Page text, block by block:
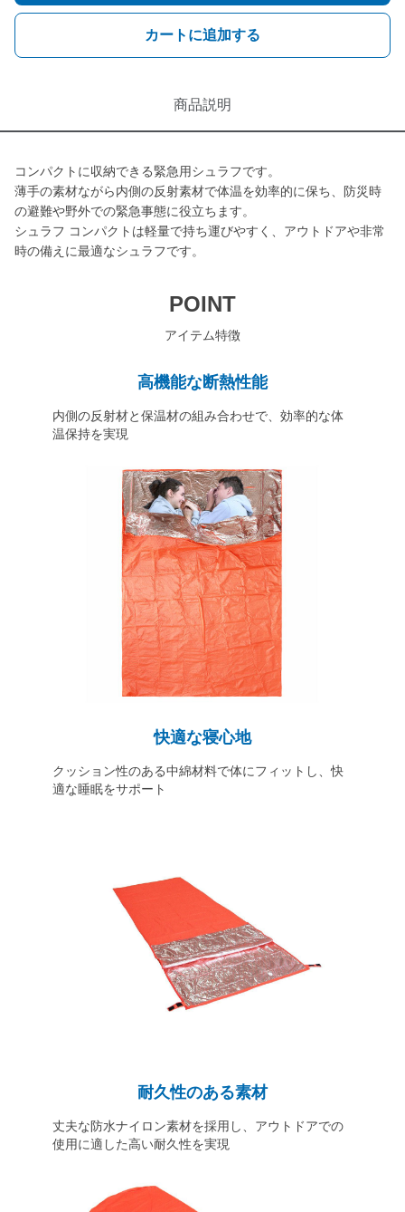
カートに追加する
商品説明
コンパクトに収納できる緊急用シュラフです。
薄手の素材ながら内側の反射素材で体温を効率的に保ち、防災時
の避難や野外での緊急事態に役立ちます。
シュラフ コンパクトは軽量で持ち運びやすく、アウトドアや非常
時の備えに最適なシュラフです。
POINT
アイテム特徴
高機能な断熱性能
内側の反射材と保温材の組み合わせで、効率的な体
温保持を実現
快適な寝心地
クッション性のある中綿材料で体にフィットし、快
適な睡眠をサポート
耐久性のある素材
丈夫な防水ナイロン素材を採用し、アウトドアでの
使用に適した高い耐久性を実現